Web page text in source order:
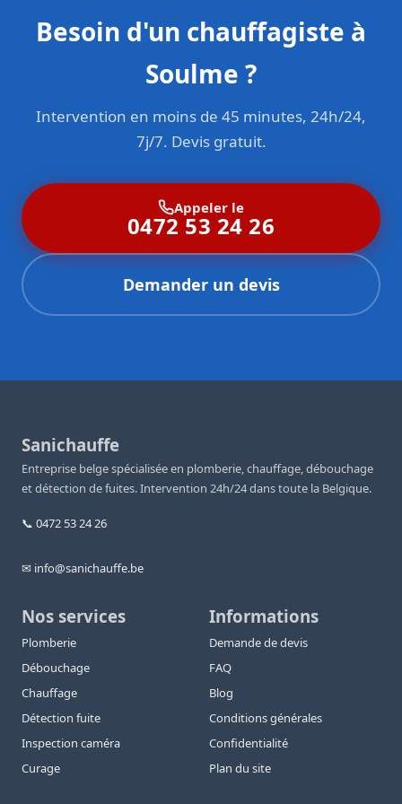
Besoin d'un chauffagiste à
Soulme ?
Intervention en moins de 45 minutes, 24h/24,
7j/7. Devis gratuit.
Appeler le
0472 53 24 26
Demander un devis
Sanichauffe
Entreprise belge spécialisée en plomberie, chauffage, débouchage
et détection de fuites. Intervention 24h/24 dans toute la Belgique.
📞 0472 53 24 26
✉ info@sanichauffe.be
Nos services
Plomberie
Débouchage
Chauffage
Détection fuite
Inspection caméra
Curage
Informations
Demande de devis
FAQ
Blog
Conditions générales
Confidentialité
Plan du site